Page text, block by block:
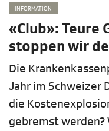
INFORMATION
«Club»: Teure
stoppen wir
Die
Jahr im Schweizer
die
gebremst werden?